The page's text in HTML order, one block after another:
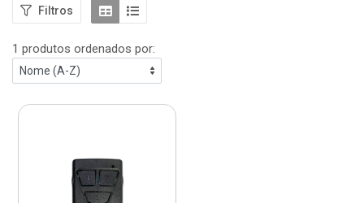
Filtros
1 produtos ordenados por: